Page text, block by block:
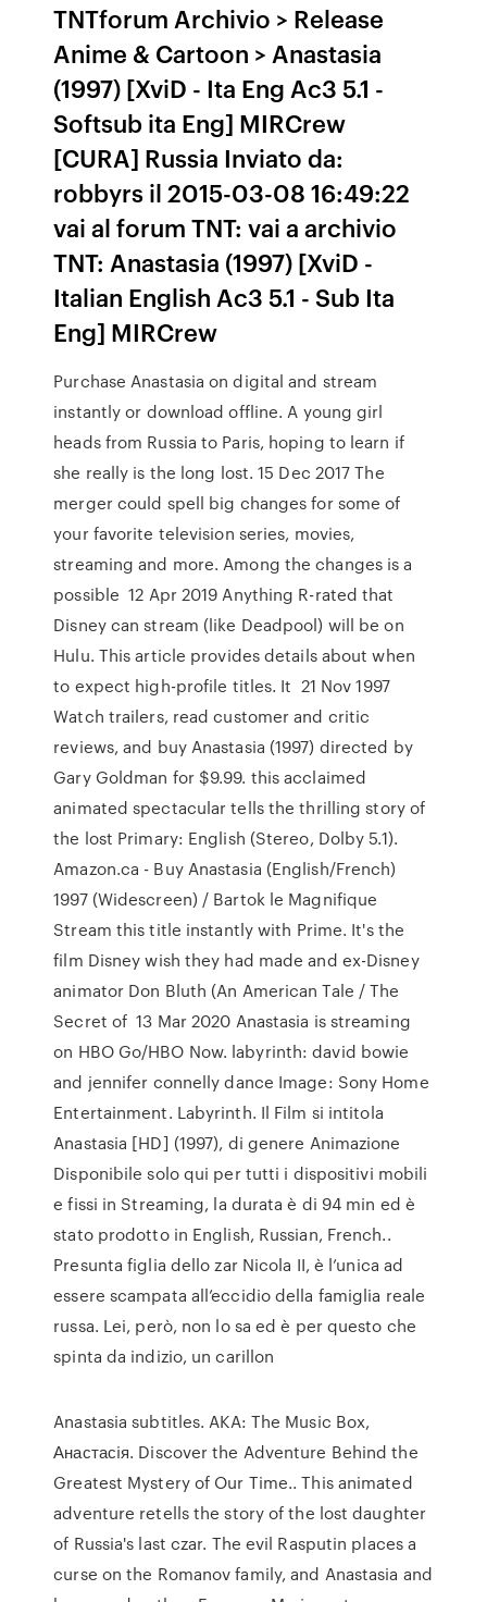
TNTforum Archivio > Release
Anime & Cartoon > Anastasia
(1997) [XviD - Ita Eng Ac3 5.1 -
Softsub ita Eng] MIRCrew
[CURA] Russia Inviato da:
robbyrs il 2015-03-08 16:49:22
vai al forum TNT: vai a archivio
TNT: Anastasia (1997) [XviD -
Italian English Ac3 5.1 - Sub Ita
Eng] MIRCrew
Purchase Anastasia on digital and stream
instantly or download offline. A young girl
heads from Russia to Paris, hoping to learn if
she really is the long lost. 15 Dec 2017 The
merger could spell big changes for some of
your favorite television series, movies,
streaming and more. Among the changes is a
possible 12 Apr 2019 Anything R-rated that
Disney can stream (like Deadpool) will be on
Hulu. This article provides details about when
to expect high-profile titles. It 21 Nov 1997
Watch trailers, read customer and critic
reviews, and buy Anastasia (1997) directed by
Gary Goldman for $9.99. this acclaimed
animated spectacular tells the thrilling story of
the lost Primary: English (Stereo, Dolby 5.1).
Amazon.ca - Buy Anastasia (English/French)
1997 (Widescreen) / Bartok le Magnifique
Stream this title instantly with Prime. It's the
film Disney wish they had made and ex-Disney
animator Don Bluth (An American Tale / The
Secret of 13 Mar 2020 Anastasia is streaming
on HBO Go/HBO Now. labyrinth: david bowie
and jennifer connelly dance Image: Sony Home
Entertainment. Labyrinth. Il Film si intitola
Anastasia [HD] (1997), di genere Animazione
Disponibile solo qui per tutti i dispositivi mobili
e fissi in Streaming, la durata è di 94 min ed è
stato prodotto in English, Russian, French..
Presunta figlia dello zar Nicola II, è l’unica ad
essere scampata all’eccidio della famiglia reale
russa. Lei, però, non lo sa ed è per questo che
spinta da indizio, un carillon
Anastasia subtitles. AKA: The Music Box,
Анастасiя. Discover the Adventure Behind the
Greatest Mystery of Our Time.. This animated
adventure retells the story of the lost daughter
of Russia's last czar. The evil Rasputin places a
curse on the Romanov family, and Anastasia and